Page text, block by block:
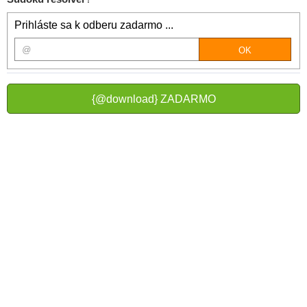
Prihláste sa k odberu zadarmo ...
{@download} ZADARMO